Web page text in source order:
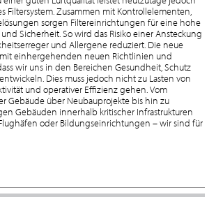
Filtersystem. Zusammen mit Kontrollelementen,
sorgen Filtereinrichtungen für eine hohe
Sicherheit. So wird das Risiko einer Ansteckung
und Allergene reduziert. Die neue
einhergehenden neuen Richtlinien und
wir uns in den Bereichen Gesundheit, Schutz
Dies muss jedoch nicht zu Lasten von
und operativer Effizienz gehen. Vom
Gebäude über Neubauprojekte bis hin zu
Gebäuden innerhalb kritischer Infrastrukturen
oder Bildungseinrichtungen – wir sind für